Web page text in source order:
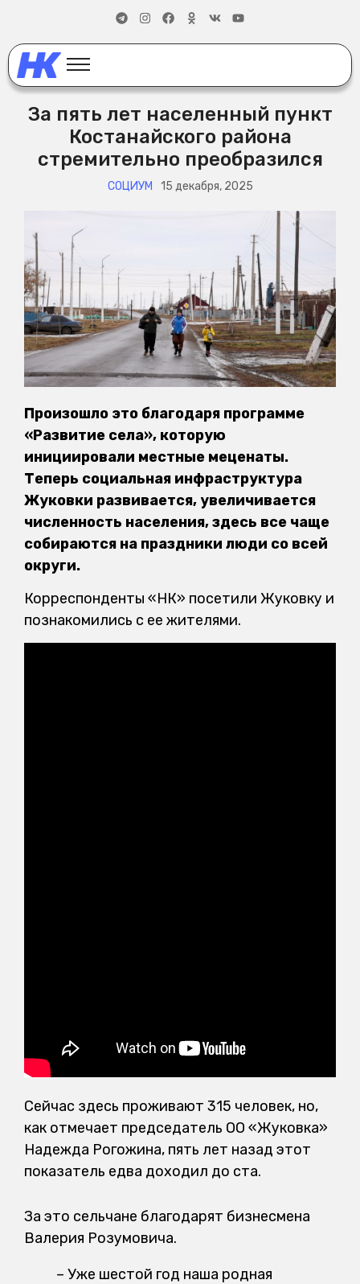
За пять лет населенный пункт
Костанайского района
стремительно преобразился
СОЦИУМ 15 декабря, 2025
Произошло это благодаря программе
«Развитие села», которую
инициировали местные меценаты.
Теперь социальная инфраструктура
Жуковки развивается, увеличивается
численность населения, здесь все чаще
собираются на праздники люди со всей
округи.
Корреспонденты «НК» посетили Жуковку и
познакомились с ее жителями.
Сейчас здесь проживают 315 человек, но,
как отмечает председатель ОО «Жуковка»
Надежда Рогожина, пять лет назад этот
показатель едва доходил до ста.
За это сельчане благодарят бизнесмена
Валерия Розумовича.
– Уже шестой год наша родная